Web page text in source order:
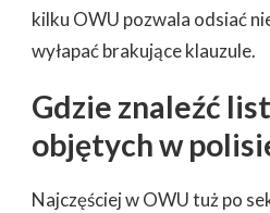
kilku OWU pozwala odsiać
wyłapać brakujące klauzule.
Gdzie znaleźć
objętych w
Najczęściej w OWU tuż po